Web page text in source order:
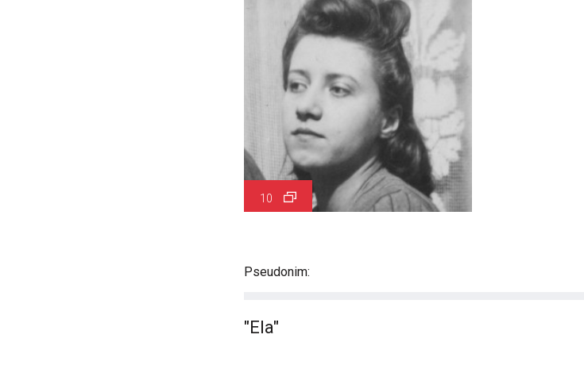
10
Pseudonim:
"Ela"